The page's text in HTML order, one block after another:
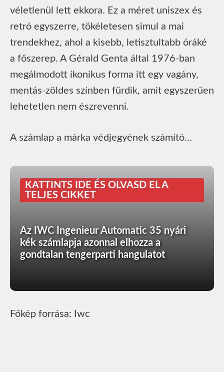
véletlenül lett ekkora. Ez a méret uniszex és
retró egyszerre, tökéletesen simul a mai
trendekhez, ahol a kisebb, letisztultabb óráké
a főszerep. A Gérald Genta által 1976-ban
megálmodott ikonikus forma itt egy vagány,
mentás-zöldes színben fürdik, amit egyszerűen
lehetetlen nem észrevenni.
A számlap a márka védjegyének számító…
KATTINTS IDE ÉS OLVASD EL A
TELJES CIKKET
Az IWC Ingenieur Automatic 35 nyári
kék számlapja azonnal elhozza a
gondtalan tengerparti hangulatot
Főkép forrása: Iwc